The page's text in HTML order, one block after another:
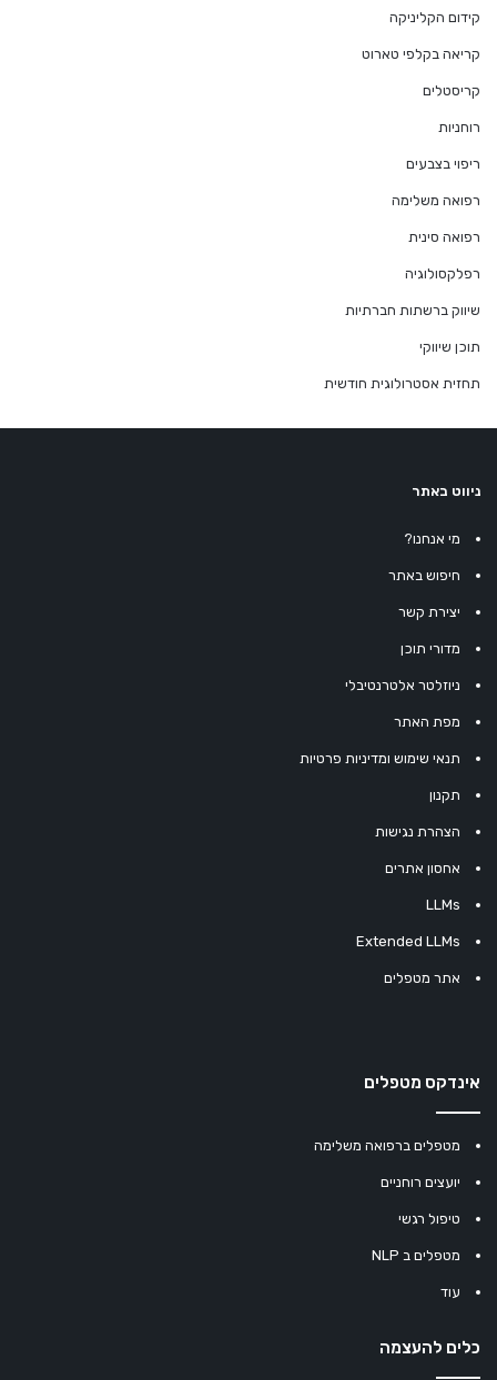
קידום הקליניקה
קריאה בקלפי טארוט
קריסטלים
רוחניות
ריפוי בצבעים
רפואה משלימה
רפואה סינית
רפלקסולוגיה
שיווק ברשתות חברתיות
תוכן שיווקי
תחזית אסטרולוגית חודשית
ניווט באתר
מי אנחנו?
חיפוש באתר
יצירת קשר
מדורי תוכן
ניוזלטר אלטרנטיבלי
מפת האתר
תנאי שימוש ומדיניות פרטיות
תקנון
הצהרת נגישות
אחסון אתרים
LLMs
Extended LLMs
אתר מטפלים
אינדקס מטפלים
מטפלים ברפואה משלימה
יועצים רוחניים
טיפול רגשי
מטפלים ב NLP
עוד
כלים להעצמה